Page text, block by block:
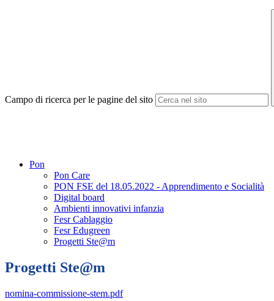
Campo di ricerca per le pagine del sito
Pon
Pon Care
PON FSE del 18.05.2022 - Apprendimento e Socialità
Digital board
Ambienti innovativi infanzia
Fesr Cablaggio
Fesr Edugreen
Progetti Ste@m
Progetti Ste@m
nomina-commissione-stem.pdf